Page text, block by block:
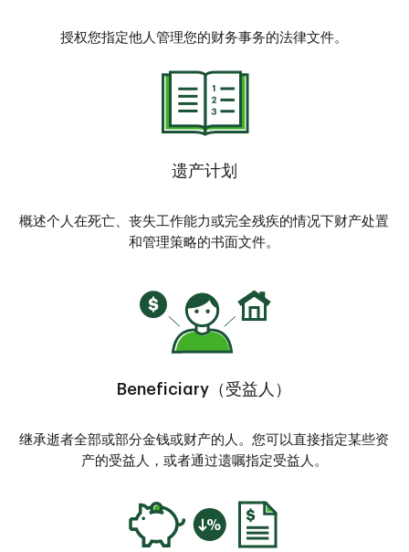
授权您指定他人管理您的财务事务的法律文件。
遗产计划
概述个人在死亡、丧失工作能力或完全残疾的情况下财产处置
和管理策略的书面文件。
Beneficiary（受益人）
继承逝者全部或部分金钱或财产的人。您可以直接指定某些资
产的受益人，或者通过遗嘱指定受益人。